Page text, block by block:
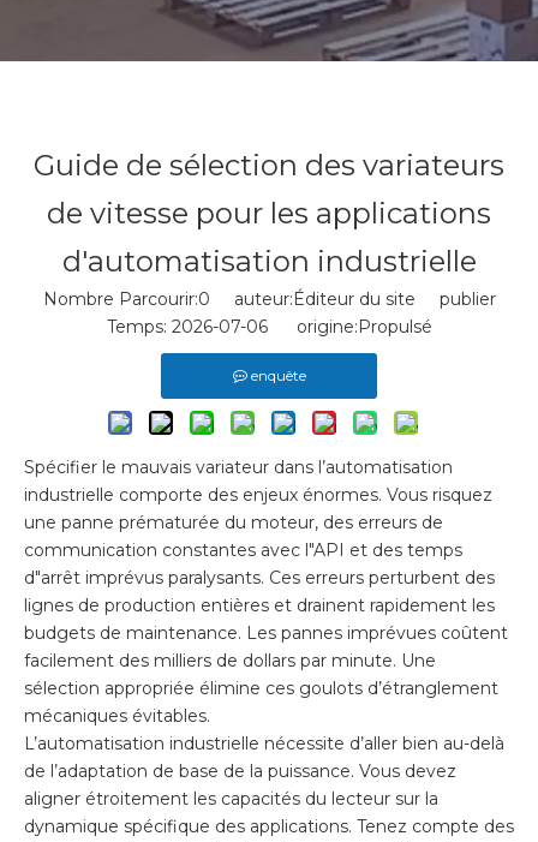
Guide de sélection des variateurs
de vitesse pour les applications
d'automatisation industrielle
Nombre Parcourir:0 auteur:Éditeur du site publier
Temps: 2026-07-06 origine:Propulsé
enquête
Spécifier le mauvais variateur dans l’automatisation
industrielle comporte des enjeux énormes. Vous risquez
une panne prématurée du moteur, des erreurs de
communication constantes avec l"API et des temps
d"arrêt imprévus paralysants. Ces erreurs perturbent des
lignes de production entières et drainent rapidement les
budgets de maintenance. Les pannes imprévues coûtent
facilement des milliers de dollars par minute. Une
sélection appropriée élimine ces goulots d’étranglement
mécaniques évitables.
L’automatisation industrielle nécessite d’aller bien au-delà
de l’adaptation de base de la puissance. Vous devez
aligner étroitement les capacités du lecteur sur la
dynamique spécifique des applications. Tenez compte des